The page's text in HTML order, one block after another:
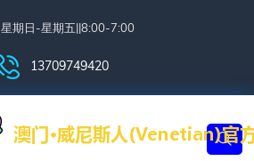
星期日-星期五||8:00-7:00
13709749420